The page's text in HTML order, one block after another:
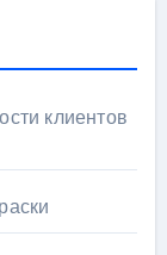
клиентов